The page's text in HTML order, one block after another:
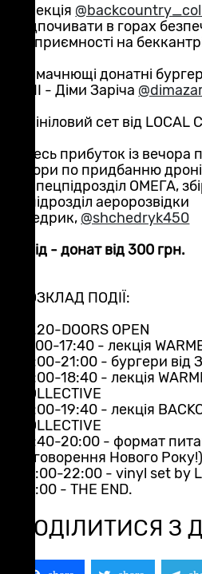
- лекція
відпочивати в горах
неприємності на
- смачнющі донатні
CHI - Діми Заріча
- вініловий сет від LOCAL
Увесь прибуток із вечора
збори по придбанню
- спецпідрозділ ОМЕГА,
- підрозділ аеророзвідки
Щедрик, @shchedryk450
Вхід - донат від 300 грн.
РОЗКЛАД ПОДІЇ:
16.20-DOORS OPEN
17:00-17:40 - лекція
18:00-21:00 - бургери від
18:00-18:40 - лекція
COLLECTIVE
19:00-19:40 - лекція
COLLECTIVE
19:40-20:00 - формат
обговорення Нового Року!)
20:00-22:00 - vinyl set by
22:00 - THE END.
ПОДІЛИТИСЯ З